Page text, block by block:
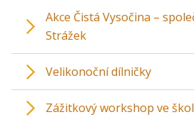
Akce Čistá Vysočina –
Strážek
Velikonoční dílničky
Zážitkový workshop ve